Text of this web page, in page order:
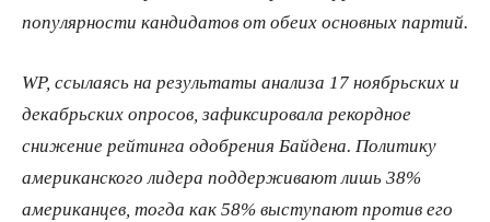
популярности кандидатов от обеих основных партий.
WP, ссылаясь на результаты анализа 17 ноябрьских и
декабрьских опросов, зафиксировала рекордное
снижение рейтинга одобрения Байдена. Политику
американского лидера поддерживают лишь 38%
американцев, тогда как 58% выступают против его